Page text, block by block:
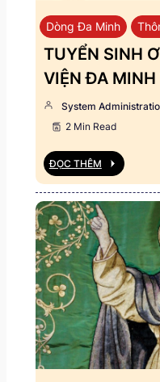
Dòng Đa Minh
TUYỂN SINH
VIỆN ĐA MINH
System
2 Min Read
ĐỌC THÊM